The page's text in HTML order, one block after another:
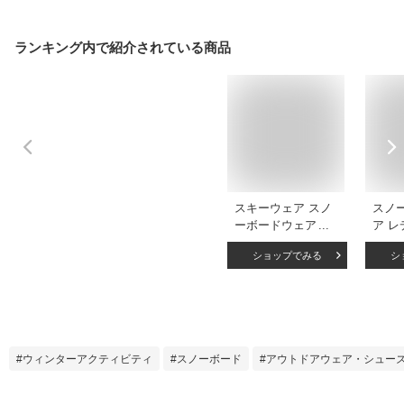
ランキング内で紹介されている商品
スキーウェア スノ
ーボードウェア レ
ディース 上下セッ
ト スノボウェア ス
ボード ジャケット
ショップでみる
スノ
ア レ
セッ
ア
い 大
シ
ウィンターアクティビティ スノーボード アウトドアウェア・シュー